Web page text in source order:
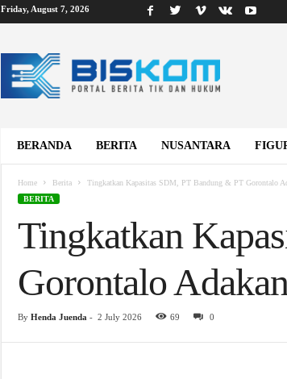
Friday, August 7, 2026
i
BERANDA
BERITA NUSANTARA
Home Berita
Tingkatkan Kapasitas SDM, PT Bandung & PT Gorontalo
BERITA
Tingkatkan
Gorontalo
By Henda Juenda - 2 July 2026 69 0